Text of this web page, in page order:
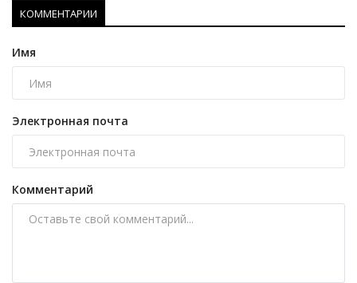
КОММЕНТАРИИ
Имя
Электронная почта
Комментарий